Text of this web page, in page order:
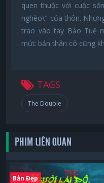
quen thuộc với cuộc
nghèo\" của thôn.
trao vào tay Bảo Tuệ
mức bản thân cô cũng
TAGS
The Double
PHIM LIÊN QUAN
Bản Đẹp